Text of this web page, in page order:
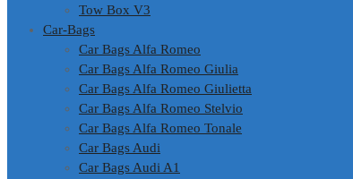
Tow Box V3
Car-Bags
Car Bags Alfa Romeo
Car Bags Alfa Romeo Giulia
Car Bags Alfa Romeo Giulietta
Car Bags Alfa Romeo Stelvio
Car Bags Alfa Romeo Tonale
Car Bags Audi
Car Bags Audi A1